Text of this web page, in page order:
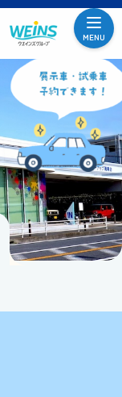
MENU